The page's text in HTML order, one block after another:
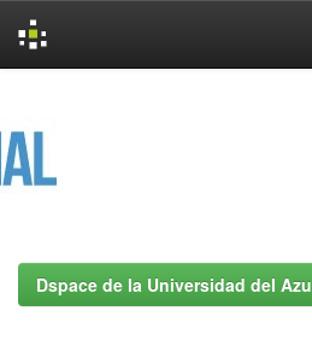
Dspace de la Universidad del